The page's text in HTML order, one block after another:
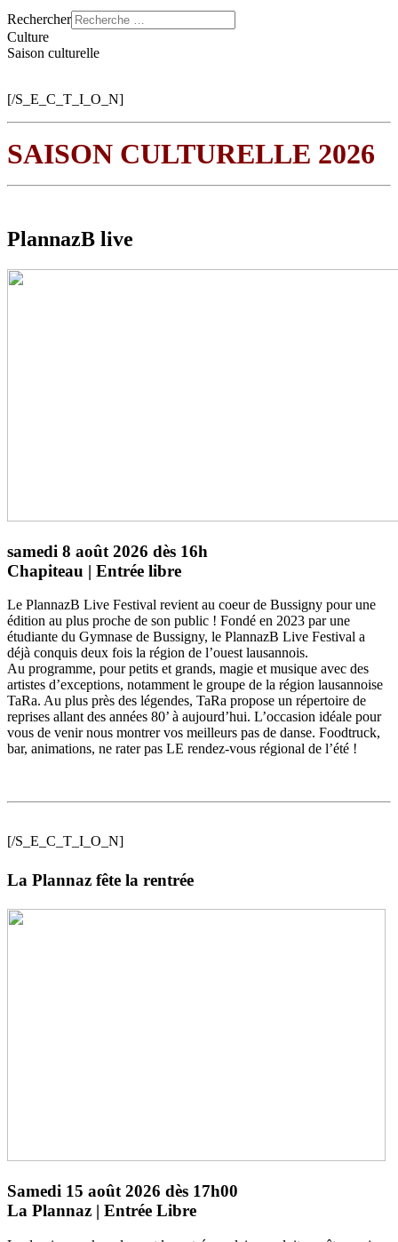
Rechercher
Culture
Saison culturelle
[/S_E_C_T_I_O_N]
SAISON CULTURELLE 2026
PlannazB live
samedi 8 août 2026 dès 16h
Chapiteau | Entrée libre
Le PlannazB Live Festival revient au coeur de Bussigny pour une
édition au plus proche de son public ! Fondé en 2023 par une
étudiante du Gymnase de Bussigny, le PlannazB Live Festival a
déjà conquis deux fois la région de l’ouest lausannois.
Au programme, pour petits et grands, magie et musique avec des
artistes d’exceptions, notamment le groupe de la région lausannoise
TaRa. Au plus près des légendes, TaRa propose un répertoire de
reprises allant des années 80’ à aujourd’hui. L’occasion idéale pour
vous de venir nous montrer vos meilleurs pas de danse. Foodtruck,
bar, animations, ne rater pas LE rendez-vous régional de l’été !
[/S_E_C_T_I_O_N]
La Plannaz fête la rentrée
Samedi 15 août 2026 dès 17h00
La Plannaz | Entrée Libre